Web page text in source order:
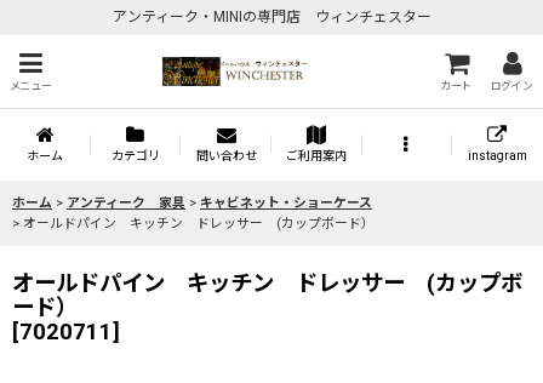
アンティーク・MINIの専門店 ウィンチェスター
メニュー カート ログイン
ホーム カテゴリ 問い合わせ ご利用案内 instagram
ホーム > アンティーク 家具 > キャビネット・ショーケース
> オールドパイン キッチン ドレッサー (カップボード）
オールドパイン キッチン ドレッサー (カップボ
ード）
[7020711]